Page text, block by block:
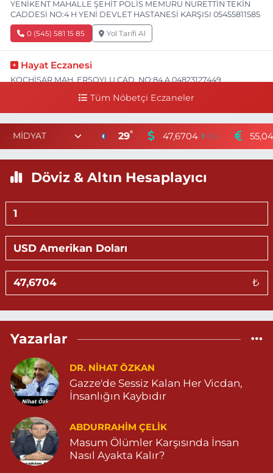
YENİKENT MAHALLE ŞEHİT POLİS MEMURU NURETTİN TEKİN
CADDESİ NO:4 H YENİ DEVLET HASTANESİ KARŞISI 05455811585
0 (545) 581 15 85 Yol Tarifi Al
Hayat Eczanesi
KOÇHİSAR MAH. ERSOYLU CAD. NO:84 A 04823127449
0 (482) 312 74 49 Yol Tarifi Al
Değer Eczanesi
0 (482) 415 18 18 Yol Tarifi Al
Gündüz Eczanesi
BAHÇEBAŞI MAHALLESİ SELAHADDİN EYYÜBİ CADDE NO:39 B
04823812323
KAPLAN MAH. MARDİN CAD. NO:21 A 04825030197
0 (482) 503 01 97 Yol Tarifi Al
Hayat Eczanesi
GÜNDOĞAN MAHALLESİ STAD CADDESİ NO:36 A 05380544155
0 (538) 054 41 55 Yol Tarifi Al
Tüm Nöbetçi Eczaneler
29° 47,6704 0%
Döviz & Altın Hesaplayıcı
₺
Yazarlar
DR. NIHAT ÖZKAN
Gazze'de Sessiz Kalan Her Vicdan,
İnsanlığın Kaybıdır
ABDURRAHIM ÇELİK
Masum Ölümler Karşısında İnsan
Nasıl Ayakta Kalır?